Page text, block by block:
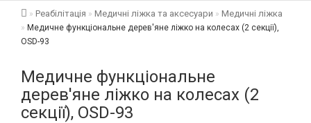
Реабілітація Медичні ліжка та аксесуари Медичні ліжка
Медичне функціональне дерев'яне ліжко на колесах (2 секції),
OSD-93
Медичне функціональне
дерев'яне ліжко на колесах (2
секції), OSD-93